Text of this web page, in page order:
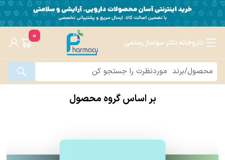
داروخانه دکتر سولماز رستمی
0
بر اساس گروه محصول